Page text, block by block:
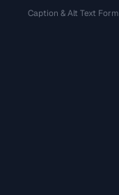
Caption & Alt Text